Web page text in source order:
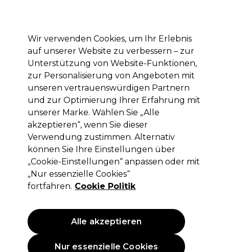
Anmelden
Marken Deals Haare Elektrogeräte Saloneinrichtung
Lieferung und Lieferzeiten
– mehr erfahren
Sibel Holster Practical
(0)
21,85 €ohne MwSt.(PROFI-PREIS)
26,00 €inkl. MwSt.)
Wir verwenden Cookies, um Ihr Erlebnis
auf unserer Website zu verbessern – zur
Unterstützung von Website-Funktionen,
zur Personalisierung von Angeboten mit
unseren vertrauenswürdigen Partnern
und zur Optimierung Ihrer Erfahrung mit
unserer Marke. Wählen Sie „Alle
akzeptieren“, wenn Sie dieser
Verwendung zustimmen. Alternativ
können Sie Ihre Einstellungen über
„Cookie-Einstellungen“ anpassen oder mit
„Nur essenzielle Cookies“
fortfahren. Cookie Politik
Nur essenzielle Cookies
Alle akzeptieren